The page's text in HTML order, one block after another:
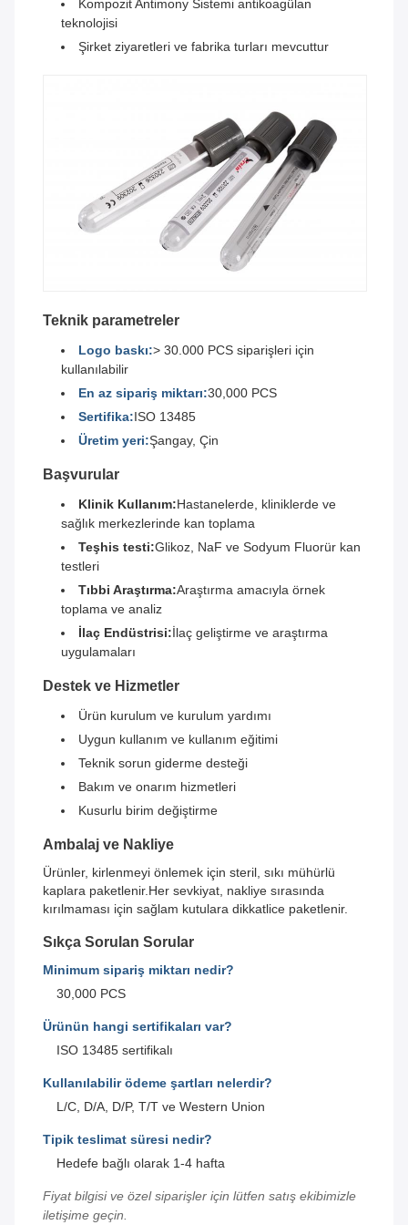
Kompozit Antimony Sistemi antikoagülan
teknolojisi
Şirket ziyaretleri ve fabrika turları mevcuttur
Teknik parametreler
Logo baskı:> 30.000 PCS siparişleri için
kullanılabilir
En az sipariş miktarı:30,000 PCS
Sertifika:ISO 13485
Üretim yeri:Şangay, Çin
Başvurular
Klinik Kullanım:Hastanelerde, kliniklerde ve
sağlık merkezlerinde kan toplama
Teşhis testi:Glikoz, NaF ve Sodyum Fluorür kan
testleri
Tıbbi Araştırma:Araştırma amacıyla örnek
toplama ve analiz
İlaç Endüstrisi:İlaç geliştirme ve araştırma
uygulamaları
Destek ve Hizmetler
Ürün kurulum ve kurulum yardımı
Uygun kullanım ve kullanım eğitimi
Teknik sorun giderme desteği
Bakım ve onarım hizmetleri
Kusurlu birim değiştirme
Ambalaj ve Nakliye
Ürünler, kirlenmeyi önlemek için steril, sıkı mühürlü
kaplara paketlenir.Her sevkiyat, nakliye sırasında
kırılmaması için sağlam kutulara dikkatlice paketlenir.
Sıkça Sorulan Sorular
Minimum sipariş miktarı nedir?
30,000 PCS
Ürünün hangi sertifikaları var?
ISO 13485 sertifikalı
Kullanılabilir ödeme şartları nelerdir?
L/C, D/A, D/P, T/T ve Western Union
Tipik teslimat süresi nedir?
Hedefe bağlı olarak 1-4 hafta
Fiyat bilgisi ve özel siparişler için lütfen satış ekibimizle
iletişime geçin.